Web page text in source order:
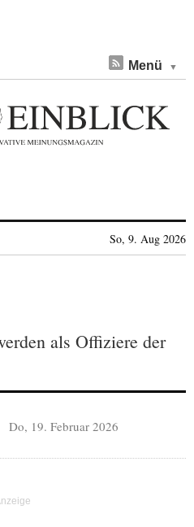
Menü
So, 9. Aug 2026
als Offiziere der
Do, 19. Februar 2026